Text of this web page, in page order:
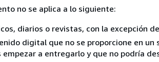
no se aplica a lo siguiente:
diarios o revistas, con la excepción
digital que no se proporcione en un
a entregarlo y que no podría